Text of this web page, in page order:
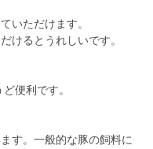
いただけます。
けるとうれしいです。
便利です。
す。一般的な豚の飼料に